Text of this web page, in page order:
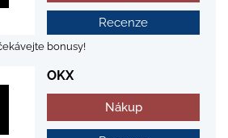
Recenze
bonusy!
OKX
Nákup